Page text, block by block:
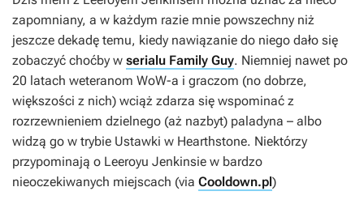
zapomniany, a w każdym razie mnie powszechny niż
jeszcze dekadę temu, kiedy nawiązanie do niego dało się
zobaczyć choćby w serialu Family Guy. Niemniej nawet po
20 latach weteranom WoW-a i graczom (no dobrze,
większości z nich) wciąż zdarza się wspominać z
rozrzewnieniem dzielnego (aż nazbyt) paladyna – albo
widzą go w trybie Ustawki w Hearthstone. Niektórzy
przypominają o Leeroyu Jenkinsie w bardzo
nieoczekiwanych miejscach (via Cooldown.pl)